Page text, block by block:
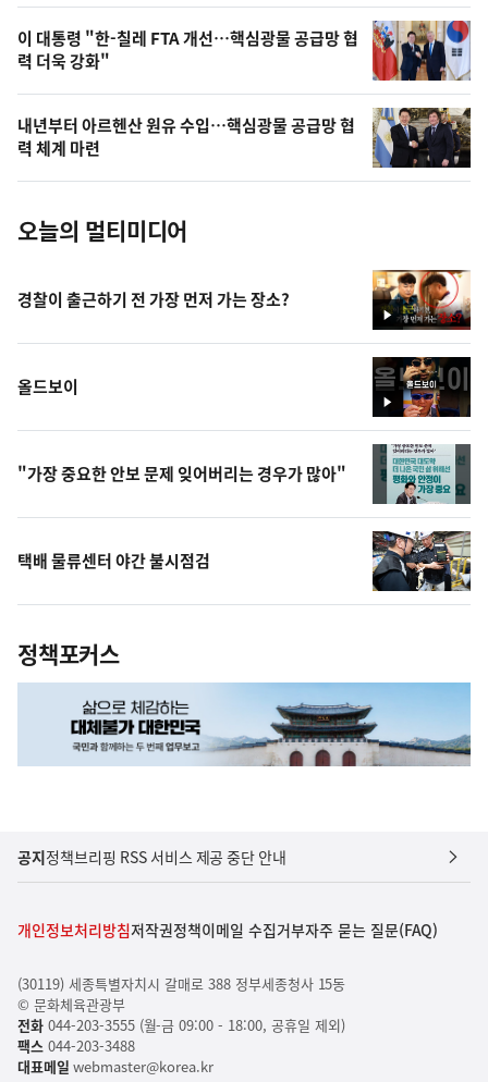
오
늘
의
사
진
이 대통령 "한-칠레 FTA 개선…핵심광물 공급망 협
력 더욱 강화"
내년부터 아르헨산 원유 수입…핵심광물 공급망 협
력 체계 마련
오늘의 멀티미디어
영
상
경찰이 출근하기 전 가장 먼저 가는 장소?
영
상
올드보이
"가장 중요한 안보 문제 잊어버리는 경우가 많아"
택배 물류센터 야간 불시점검
정책포커스
공지정책브리핑 RSS 서비스 제공 중단 안내
개인정보처리방침저작권정책이메일 수집거부자주 묻는 질문(FAQ)
(30119) 세종특별자치시 갈매로 388 정부세종청사 15동
© 문화체육관광부
전화044-203-3555 (월-금 09:00 - 18:00, 공휴일 제외)
팩스044-203-3488
대표메일 webmaster@korea.kr